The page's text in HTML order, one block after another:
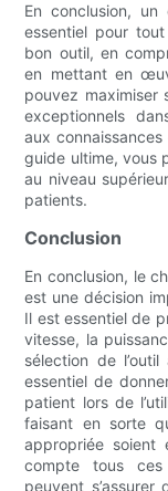
En conclusion,
essentiel pour
bon outil, en
en mettant en
pouvez maximiser
exceptionnels
aux
guide ultime, vous
au niveau
patients.
Conclusion
En conclusion, le
est une décision
Il est essentiel de
vitesse, la
sélection de
essentiel de
patient lors de
faisant en sorte
appropriée soient
compte tous ces
peuvent